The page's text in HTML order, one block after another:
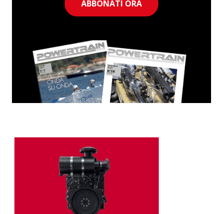
ABBONATI ORA